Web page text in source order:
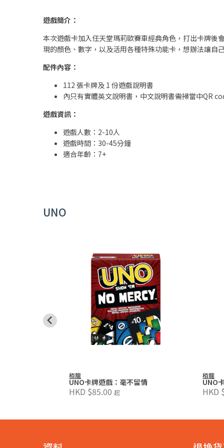
遊戲簡介：
本次遊戲卡加入任天堂瑪莉歐賽車經典角色，打出卡牌後
現的顏色、數字，以及活用各種特殊功能卡，想辦法讓自
配件內容：
112 張卡牌及 1 份遊戲說明書
內只有實體英文說明書，中文說明書需掃當中QR
遊戲資訊：
遊戲人數：2-10人
遊戲時間：30-45分鐘
適合年齡：7+
UNO
栢龍
UNO卡牌遊戲：毫不留情
HKD $85.00 起
栢龍
UNO
HKD